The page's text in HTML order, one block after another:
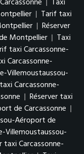
| Taxi
| Tarif taxi
| Réserver
Montpellier | Taxi
taxi Carcassonne-
Carcassonne-
Villemoustaussou-
Carcassonne-
| Réserver taxi
de Carcassonne |
Aéroport de
Villemoustaussou-
taxi Carcassonne-